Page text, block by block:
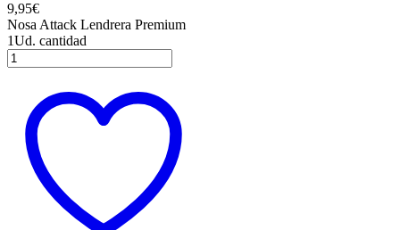
9,95€
Nosa Attack Lendrera Premium
1Ud. cantidad